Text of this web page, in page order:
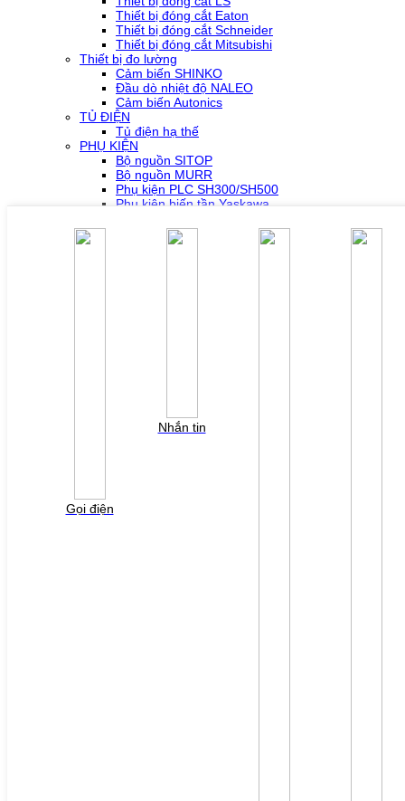
Thiết bị đóng cắt Eaton
Thiết bị đóng cắt Schneider
Thiết bị đóng cắt Mitsubishi
Thiết bị đo lường
Cảm biến SHINKO
Đầu dò nhiệt độ NALEO
Cảm biến Autonics
TỦ ĐIỆN
Tủ điện hạ thế
PHỤ KIỆN
Bộ nguồn SITOP
Bộ nguồn MURR
Phụ kiện PLC SH300/SH500
Phụ kiện biến tần Yaskawa
Phụ kiện Servo Sigma 7
HỖ TRỢ KỸ THUẬT
YÊU CẦU BÁO GIÁ
Gọi điện
Nhắn tin